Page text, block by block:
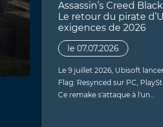
Assassin’s Creed
Le retour du pirate
exigences de 2026
le 07.07.2026
Le 9 juillet 2026, Ubisoft
Flag: Resynced sur PC,
Ce remake s'attaque à l'un…